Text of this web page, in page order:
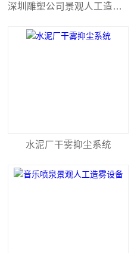
深圳雕塑公司景观人工造雾设备
水泥厂干雾抑尘系统